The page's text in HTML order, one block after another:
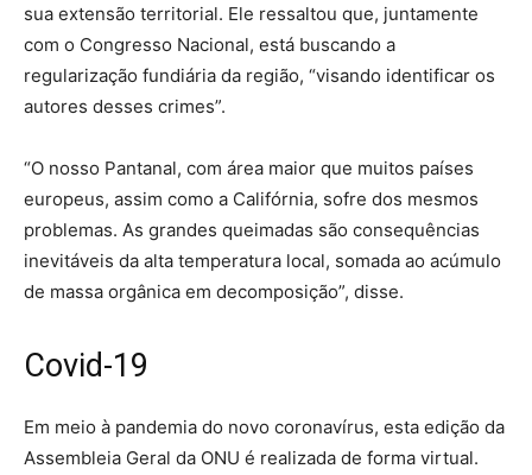
sua extensão territorial. Ele ressaltou que, juntamente
com o Congresso Nacional, está buscando a
regularização fundiária da região, “visando identificar os
autores desses crimes”.
“O nosso Pantanal, com área maior que muitos países
europeus, assim como a Califórnia, sofre dos mesmos
problemas. As grandes queimadas são consequências
inevitáveis da alta temperatura local, somada ao acúmulo
de massa orgânica em decomposição”, disse.
Covid-19
Em meio à pandemia do novo coronavírus, esta edição da
Assembleia Geral da ONU é realizada de forma virtual.